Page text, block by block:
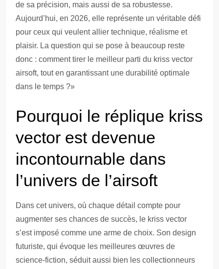
de sa précision, mais aussi de sa robustesse.
Aujourd’hui, en 2026, elle représente un véritable défi
pour ceux qui veulent allier technique, réalisme et
plaisir. La question qui se pose à beaucoup reste
donc : comment tirer le meilleur parti du kriss vector
airsoft, tout en garantissant une durabilité optimale
dans le temps ?»
Pourquoi le réplique kriss
vector est devenue
incontournable dans
l’univers de l’airsoft
Dans cet univers, où chaque détail compte pour
augmenter ses chances de succès, le kriss vector
s’est imposé comme une arme de choix. Son design
futuriste, qui évoque les meilleures œuvres de
science-fiction, séduit aussi bien les collectionneurs